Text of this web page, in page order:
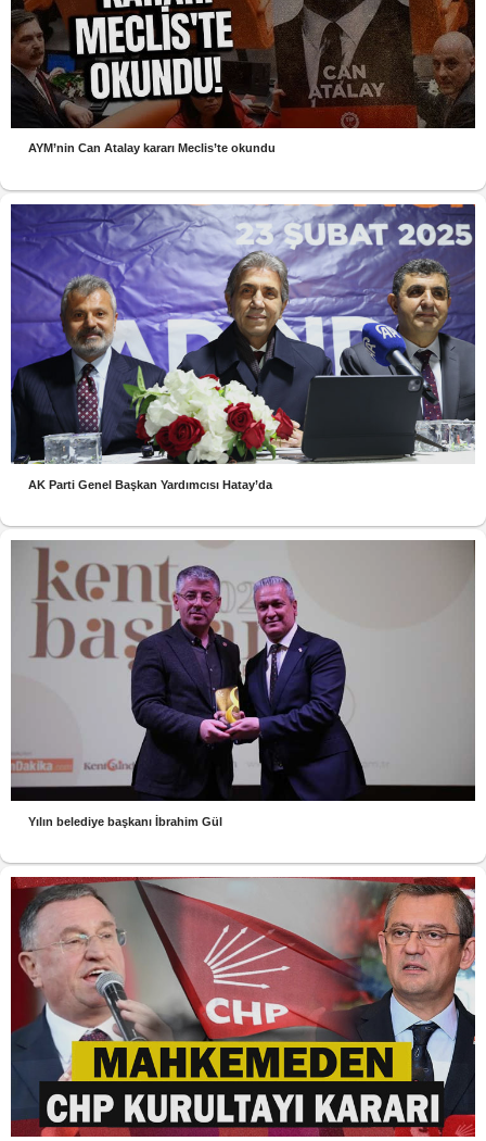
AYM’nin Can Atalay kararı Meclis’te okundu
AK Parti Genel Başkan Yardımcısı Hatay’da
Yılın belediye başkanı İbrahim Gül